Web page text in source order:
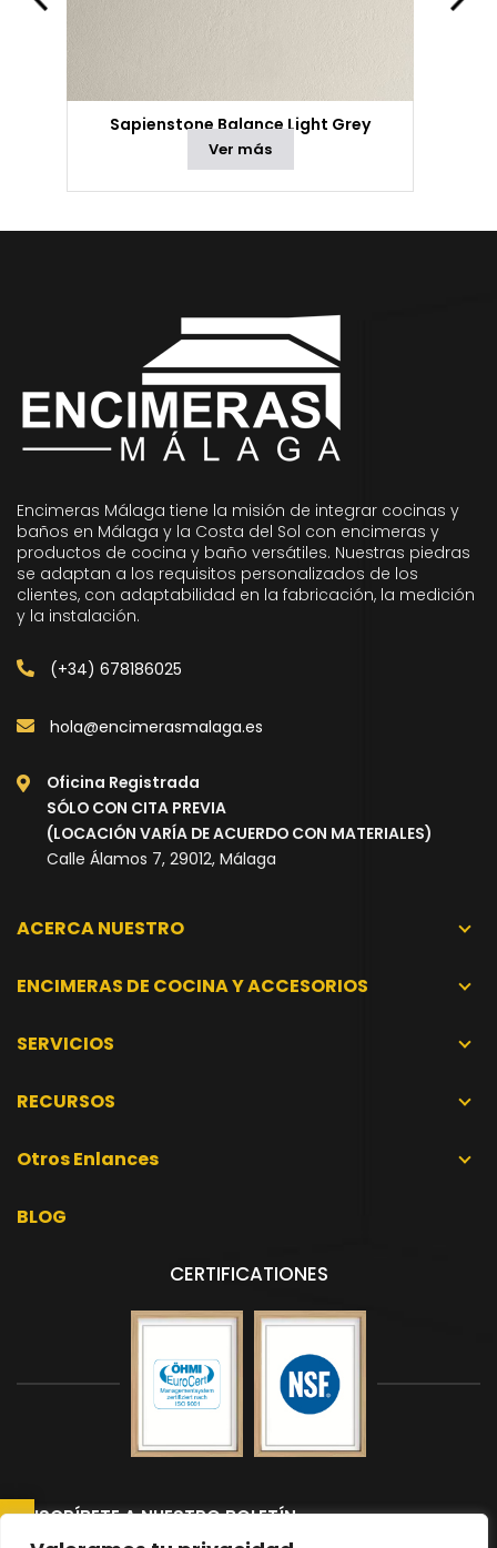
Sapienstone Balance Light Grey
Ver más
Encimeras Málaga tiene la misión de integrar cocinas y
baños en Málaga y la Costa del Sol con encimeras y
productos de cocina y baño versátiles. Nuestras piedras
se adaptan a los requisitos personalizados de los
clientes, con adaptabilidad en la fabricación, la medición
y la instalación.
(+34) 678186025
hola@encimerasmalaga.es
Oficina Registrada
SÓLO CON CITA PREVIA
(LOCACIÓN VARÍA DE ACUERDO CON MATERIALES)
Calle Álamos 7, 29012, Málaga
ACERCA NUESTRO
ENCIMERAS DE COCINA Y ACCESORIOS
SERVICIOS
RECURSOS
Otros Enlances
BLOG
CERTIFICATIONES
SUSCRÍBETE A NUESTRO BOLETÍN
Suscríbete a nuestro boletín para recibir las últimas noticias y